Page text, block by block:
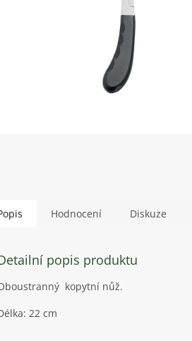
Hodnocení Diskuze
popis produktu
kopytní nůž.
22 cm